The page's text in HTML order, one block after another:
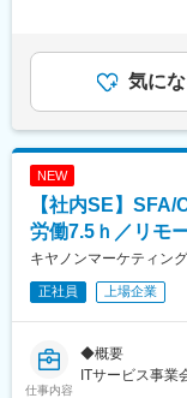
また、業容拡
国内組織のマ
ある立場に就
変更の範囲：会
◎システム開発
～製造～テスト
◎最新のクラウ
◎DB：Oracle
Scrumフレー
こなすタスク
せ、出来上が
様々な工程を担
指しています。
あり、選考を
手当を含めた表
気に
NEW
【社内SE】
労働7.5ｈ／リモ
キヤノンマーケティン
正社員 上場企業
仕事内容
◆概要
ITサービス事業